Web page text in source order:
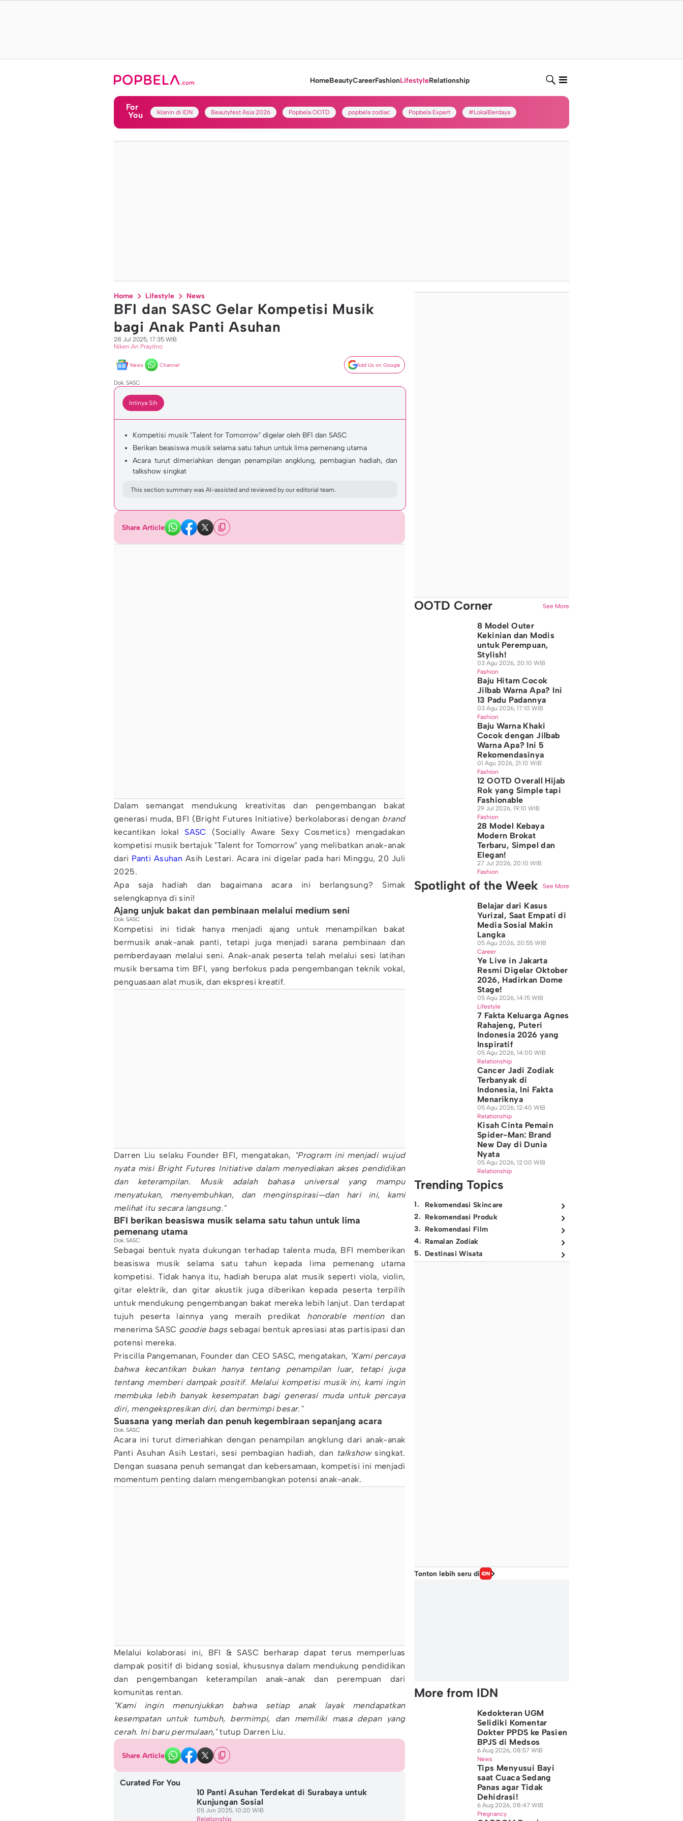
HomeBeautyCareerFashionLifestyleRelationship
For
You
Iklanin di IDN Beautyfest Asia 2026 Popbela OOTD popbela zodiac Popbela Expert #LokalBerdaya
Home Lifestyle News
BFI dan SASC Gelar Kompetisi Musik
bagi Anak Panti Asuhan
28 Jul 2025, 17:35 WIB
Niken Ari Prayitno
News Channel Add Us on Google
Dok. SASC
Intinya Sih
Kompetisi musik "Talent for Tomorrow" digelar oleh BFI dan SASC
Berikan beasiswa musik selama satu tahun untuk lima pemenang utama
Acara turut dimeriahkan dengan penampilan angklung, pembagian hadiah, dan
talkshow singkat
This section summary was AI-assisted and reviewed by our editorial team.
Share Article
Dalam semangat mendukung kreativitas dan pengembangan bakat
generasi muda, BFI (Bright Futures Initiative) berkolaborasi dengan brand
kecantikan lokal SASC (Socially Aware Sexy Cosmetics) mengadakan
kompetisi musik bertajuk "Talent for Tomorrow" yang melibatkan anak-anak
dari Panti Asuhan Asih Lestari. Acara ini digelar pada hari Minggu, 20 Juli
2025.
Apa saja hadiah dan bagaimana acara ini berlangsung? Simak
selengkapnya di sini!
Ajang unjuk bakat dan pembinaan melalui medium seni
Dok. SASC
Kompetisi ini tidak hanya menjadi ajang untuk menampilkan bakat
bermusik anak-anak panti, tetapi juga menjadi sarana pembinaan dan
pemberdayaan melalui seni. Anak-anak peserta telah melalui sesi latihan
musik bersama tim BFI, yang berfokus pada pengembangan teknik vokal,
penguasaan alat musik, dan ekspresi kreatif.
Darren Liu selaku Founder BFI, mengatakan,
"Program ini menjadi wujud
nyata misi Bright Futures Initiative dalam menyediakan akses pendidikan
dan keterampilan. Musik adalah bahasa universal yang mampu
menyatukan, menyembuhkan, dan menginspirasi—dan hari ini, kami
melihat itu secara langsung."
BFI berikan beasiswa musik selama satu tahun untuk lima
pemenang utama
Dok. SASC
Sebagai bentuk nyata dukungan terhadap talenta muda, BFI memberikan
beasiswa musik selama satu tahun kepada lima pemenang utama
kompetisi. Tidak hanya itu, hadiah berupa alat musik seperti viola, violin,
gitar elektrik, dan gitar akustik juga diberikan kepada peserta terpilih
untuk mendukung pengembangan bakat mereka lebih lanjut. Dan terdapat
tujuh peserta lainnya yang meraih predikat honorable mentiondan
menerima SASC goodie bagssebagai bentuk apresiasi atas partisipasi dan
potensi mereka.
Priscilla Pangemanan, Founder dan CEO SASC, mengatakan, "Kami percaya
bahwa kecantikan bukan hanya tentang penampilan luar, tetapi juga
tentang memberi dampak positif. Melalui kompetisi musik ini, kami ingin
membuka lebih banyak kesempatan bagi generasi muda untuk percaya
diri, mengekspresikan diri, dan bermimpi besar."
Suasana yang meriah dan penuh kegembiraan sepanjang acara
Dok. SASC
Acara ini turut dimeriahkan dengan penampilan angklung dari anak-anak
Panti Asuhan Asih Lestari, sesi pembagian hadiah, dan talkshowsingkat.
Dengan suasana penuh semangat dan kebersamaan, kompetisi ini menjadi
momentum penting dalam mengembangkan potensi anak-anak.
Melalui kolaborasi ini, BFI & SASC berharap dapat terus memperluas
dampak positif di bidang sosial, khususnya dalam mendukung pendidikan
dan pengembangan keterampilan anak-anak dan perempuan dari
komunitas rentan.
"Kami ingin menunjukkan bahwa setiap anak layak mendapatkan
kesempatan untuk tumbuh, bermimpi, dan memiliki masa depan yang
cerah. Ini baru permulaan,"tutup Darren Liu.
Share Article
Curated For You
10 Panti Asuhan Terdekat di Surabaya untuk
Kunjungan Sosial
05 Jun 2025, 10:20 WIB
Relationship
OOTD Corner See More
8 Model Outer
Kekinian dan Modis
untuk Perempuan,
Stylish!
03 Agu 2026, 20:10 WIB
Fashion
Baju Hitam Cocok
Jilbab Warna Apa? Ini
13 Padu Padannya
03 Agu 2026, 17:10 WIB
Fashion
Baju Warna Khaki
Cocok dengan Jilbab
Warna Apa? Ini 5
Rekomendasinya
01 Agu 2026, 21:10 WIB
Fashion
12 OOTD Overall Hijab
Rok yang Simple tapi
Fashionable
29 Jul 2026, 19:10 WIB
Fashion
28 Model Kebaya
Modern Brokat
Terbaru, Simpel dan
Elegan!
27 Jul 2026, 20:10 WIB
Fashion
Spotlight of the Week See More
Belajar dari Kasus
Yurizal, Saat Empati di
Media Sosial Makin
Langka
05 Agu 2026, 20:55 WIB
Career
Ye Live in Jakarta
Resmi Digelar Oktober
2026, Hadirkan Dome
Stage!
05 Agu 2026, 14:15 WIB
Lifestyle
7 Fakta Keluarga Agnes
Rahajeng, Puteri
Indonesia 2026 yang
Inspiratif
05 Agu 2026, 14:00 WIB
Relationship
Cancer Jadi Zodiak
Terbanyak di
Indonesia, Ini Fakta
Menariknya
05 Agu 2026, 12:40 WIB
Relationship
Kisah Cinta Pemain
Spider-Man: Brand
New Day di Dunia
Nyata
05 Agu 2026, 12:00 WIB
Relationship
Trending Topics
1.
Rekomendasi Skincare
2. Rekomendasi Produk
3. Rekomendasi Film
4. Ramalan Zodiak
5. Destinasi Wisata
Tonton lebih seru di
More from IDN
Kedokteran UGM
Selidiki Komentar
Dokter PPDS ke Pasien
BPJS di Medsos
6 Aug 2026, 08:57 WIB
News
Tips Menyusui Bayi
saat Cuaca Sedang
Panas agar Tidak
Dehidrasi!
6 Aug 2026, 08:47 WIB
Pregnancy